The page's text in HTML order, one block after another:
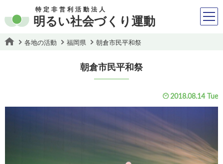
特定非営利活動法人
明るい社会づくり運動
各地の活動 福岡県 朝倉市民平和祭
朝倉市民平和祭
2018.08.14 Tue